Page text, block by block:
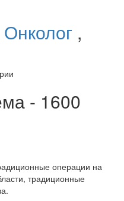
Онколог ,
- 1600
операции на
традиционные